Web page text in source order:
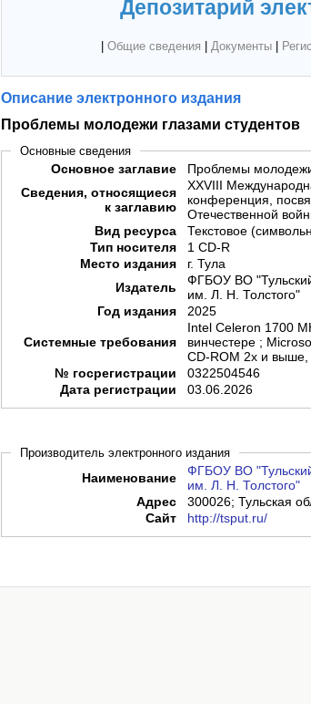
Депозитарий
Общие сведения Документы|
Описание электронного издания
Проблемы молодежи глазами студентов
Основные сведения
Основное заглавие
Проблемы
Сведения, относящиеся
к заглавию
ХХVIII
конференция,
Отечественной
Вид ресурса
Текстовое
Тип носителя
1 CD-R
Место издания
г. Тула
Издатель
ФГБОУ ВО "Тульский
им. Л. Н. Толстого"
Год издания
2025
Системные требования
Intel Celeron 1700
винчестере ;
CD-ROM 2x и
№ госрегистрации
0322504546
Дата регистрации
03.06.2026
Производитель электронного издания
Наименование
ФГБОУ ВО "Тульский
им. Л. Н. Толстого"
Адрес
300026; Тульская
Сайт
http://tsput.ru/